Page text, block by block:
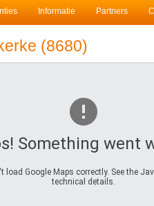
Informatie Partners
(8680)
Something went
load Google Maps correctly. See the
technical details.